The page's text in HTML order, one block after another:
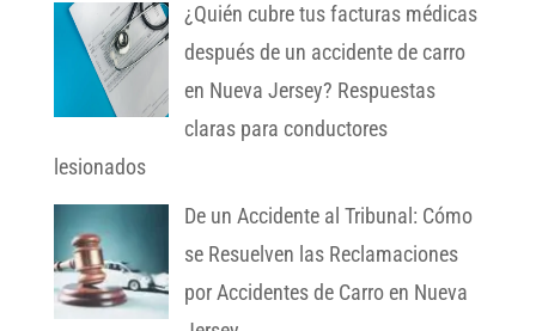
¿Quién cubre tus facturas médicas
después de un accidente de carro
en Nueva Jersey? Respuestas
claras para conductores
lesionados
De un Accidente al Tribunal: Cómo
se Resuelven las Reclamaciones
por Accidentes de Carro en Nueva